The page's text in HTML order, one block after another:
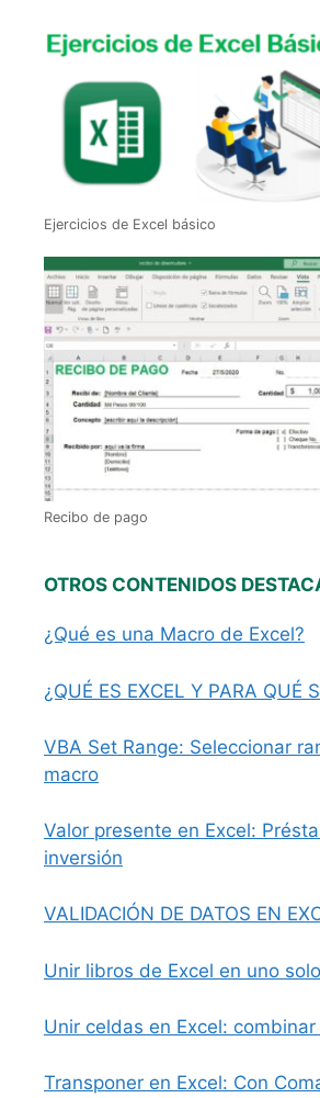
Ejercicios de Excel básico
Recibo de pago
OTROS CONTENIDOS
¿Qué es una Macro de Excel?
¿QUÉ ES EXCEL Y PARA QUÉ
VBA Set Range: Seleccionar
macro
Valor presente en Excel:
inversión
VALIDACIÓN DE DATOS EN
Unir libros de Excel en uno solo
Unir celdas en Excel:
Transponer en Excel: Con